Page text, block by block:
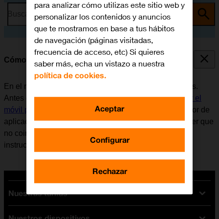
Busca por problema o tema
Cómo utilizar Google Maps
En el móvil se puede utilizar la aplicación Google Maps.
Antes de utilizar Google Maps, es necesarioconfigurar el
móvil para internet
. Tener en cuenta que el desarrollador de
aplicaciones va actualizando la app y por eso puede ser que
no coincida exactamente con el contenido de esta
instrucción.
Nuestras tarifas
para analizar cómo utilizas este sitio web y
personalizar los contenidos y anuncios
que te mostramos en base a tus hábitos
de navegación (páginas visitadas,
frecuencia de acceso, etc) Si quieres
saber más, echa un vistazo a nuestra
política de cookies.
Configurar
Rechazar
Aceptar